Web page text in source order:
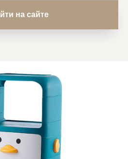
на сайте